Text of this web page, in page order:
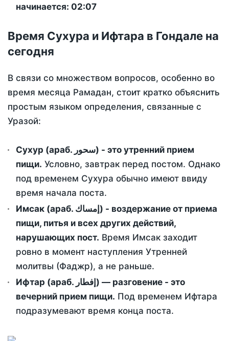
начинается: 02:07
Время Сухура и Ифтара в Гондале на
сегодня
В связи со множеством вопросов, особенно во
время месяца Рамадан, стоит кратко объяснить
простым языком определения, связанные с
Уразой:
Сухур (араб. سحور) - это утренний прием
пищи. Условно, завтрак перед постом. Однако
под временем Сухура обычно имеют ввиду
время начала поста.
Имсак (араб. إمساك) - воздержание от приема
пищи, питья и всех других действий,
нарушающих пост. Время Имсак заходит
ровно в момент наступления Утренней
молитвы (Фаджр), а не раньше.
Ифтар (араб. إفطار) — разговение - это
вечерний прием пищи. Под временем Ифтара
подразумевают время конца поста.